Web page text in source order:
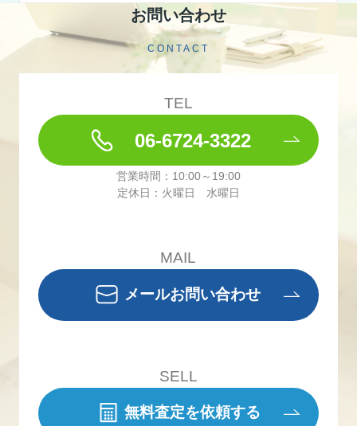
お問い合わせ
CONTACT
TEL
06-6724-3322
営業時間：10:00～19:00
定休日：火曜日 水曜日
MAIL
メールお問い合わせ
SELL
無料査定を依頼する